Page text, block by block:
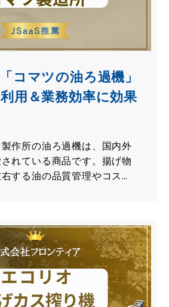
コマツの油ろ過機」
用＆業務効率に効果
作所の油ろ過機は、国内外
れている商品です。揚げ物
する油の品質管理やコス